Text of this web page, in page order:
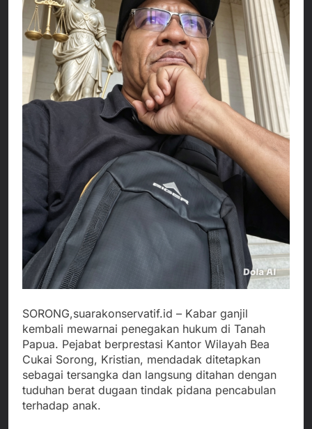
SORONG,suarakonservatif.id – Kabar ganjil
kembali mewarnai penegakan hukum di Tanah
Papua. Pejabat berprestasi Kantor Wilayah Bea
Cukai Sorong, Kristian, mendadak ditetapkan
sebagai tersangka dan langsung ditahan dengan
tuduhan berat dugaan tindak pidana pencabulan
terhadap anak.